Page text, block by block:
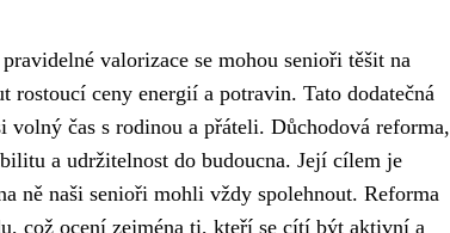
valorizace se mohou senioři těšit na
ceny energií a potravin. Tato dodatečná
čas s rodinou a přáteli. Důchodová reforma,
a udržitelnost do budoucna. Její cílem je
ně naši senioři mohli vždy spolehnout. Reforma
což ocení zejména ti, kteří se cítí být aktivní a